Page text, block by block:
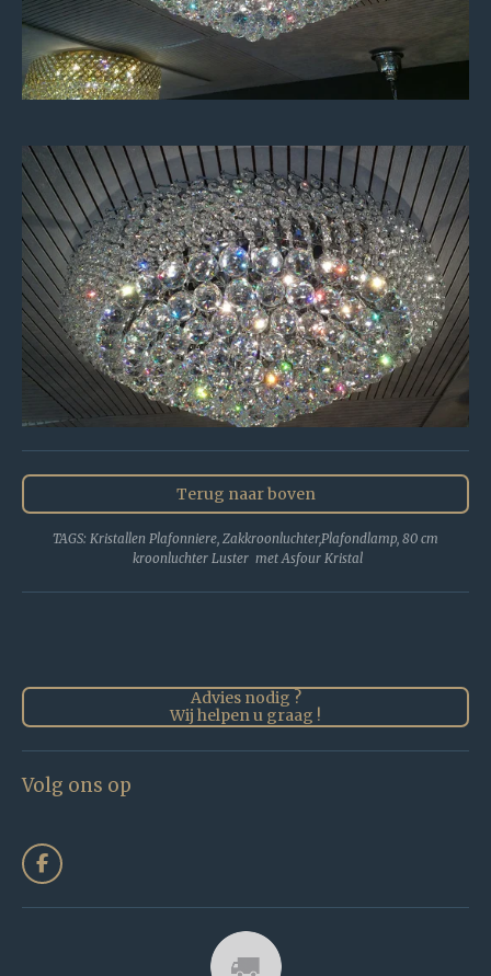
Terug naar boven
TAGS: Kristallen Plafonniere, Zakkroonluchter,Plafondlamp, 80 cm
kroonluchter Luster met Asfour Kristal
Advies nodig ?
Wij helpen u graag !
Volg ons op
F
a
c